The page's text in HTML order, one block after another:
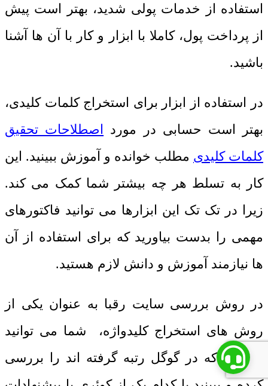
استفاده از خدمات پولی شدید، بهتر است پیش
از پرداخت پول، کاملا با ابزار و کار با آن ها آشنا
باشید.
در استفاده از ابزار برای استخراج کلمات کلیدی،
بهتر است حسابی در مورد اصطلاحات تحقیق
کلمات کلیدی مطلب خوانده و آموزش ببینید. این
کار به تسلط هر چه بیشتر شما کمک می کند.
زیرا در تک تک این ابزارها می توانید فاکتورهای
مهمی را بدست بیاورید که برای استفاده از آن
ها نیازمند آموزش و دانش لازم هستید.
در روش بررسی سایت رقبا به عنوان یکی از
روش های استخراج کلیدواژه، شما می توانید
مقالاتی که در گوگل رتبه گرفته اند را بررسی